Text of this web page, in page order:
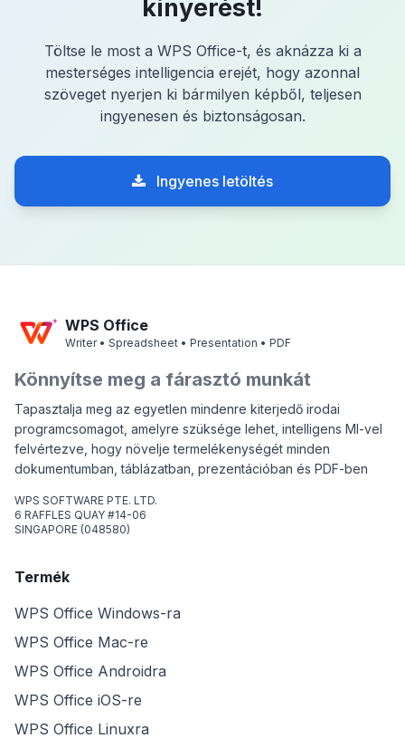
kinyerést!
Töltse le most a WPS Office-t, és aknázza ki a
mesterséges intelligencia erejét, hogy azonnal
szöveget nyerjen ki bármilyen képből, teljesen
ingyenesen és biztonságosan.
Ingyenes letöltés
WPS Office
Writer • Spreadsheet • Presentation • PDF
Könnyítse meg a fárasztó munkát
Tapasztalja meg az egyetlen mindenre kiterjedő irodai
programcsomagot, amelyre szüksége lehet, intelligens MI-vel
felvértezve, hogy növelje termelékenységét minden
dokumentumban, táblázatban, prezentációban és PDF-ben
WPS SOFTWARE PTE. LTD.
6 RAFFLES QUAY #14-06
SINGAPORE (048580)
Termék
WPS Office Windows-ra
WPS Office Mac-re
WPS Office Androidra
WPS Office iOS-re
WPS Office Linuxra